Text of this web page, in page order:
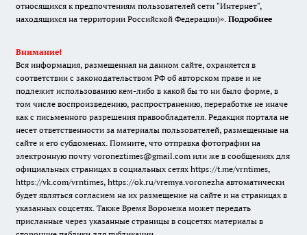
относящихся к предпочтениям пользователей сети "Интернет",
находящихся на территории Российской Федерации)». Подробнее
Внимание!
Вся информация, размещенная на данном сайте, охраняется в
соответствии с законодательством РФ об авторском праве и не
подлежит использованию кем-либо в какой бы то ни было форме, в
том числе воспроизведению, распространению, переработке не иначе
как с письменного разрешения правообладателя. Редакция портала не
несет ответственности за материалы пользователей, размещенные на
сайте и его субдоменах. Помните, что отправка фотографии на
электронную почту voroneztimes@gmail.com или же в сообщениях для
официальных страницах в социальных сетях https://t.me/vrntimes,
https://vk.com/vrntimes, https://ok.ru/vremya.voronezha автоматически
будет являться согласием на их размещение на сайте и на страницах в
указанных соцсетях. Также Время Воронежа может передать
присланные через указанные страницы в соцсетях материалы в